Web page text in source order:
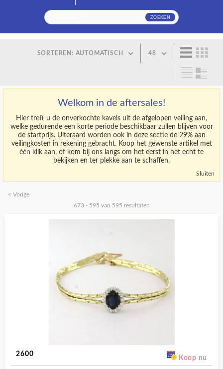
SORTEREN: AUTOMATISCH 48
Welkom in de aftersales!
Hier treft u de onverkochte kavels uit de afgelopen veiling aan,
welke gedurende een korte periode beschikbaar zullen blijven voor
de startprijs. Uiteraard worden ook in deze sectie de 29% aan
veilingkosten in rekening gebracht. Koop het gewenste artikel met
één klik aan, of kom bij ons langs om het eerst in het echt te
bekijken en ter plekke aan te schaffen.
Sluiten
< Vorige
673 - 595 van 595 resultaten
2600
Koop nu